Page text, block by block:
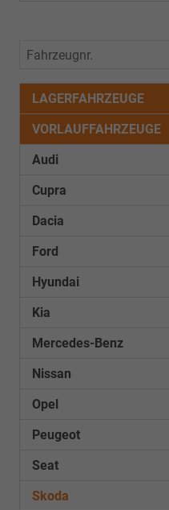
Fahrzeugnr.
LAGERFAHRZEUGE
VORLAUFFAHRZEUGE
Audi
Cupra
Dacia
Ford
Hyundai
Kia
Mercedes-Benz
Nissan
Opel
Peugeot
Seat
Skoda